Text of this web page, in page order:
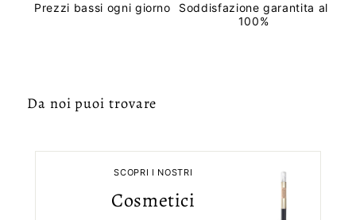
Prezzi bassi ogni giorno
Soddisfazione garantita al
100%
Da noi puoi trovare
SCOPRI I NOSTRI
Cosmetici